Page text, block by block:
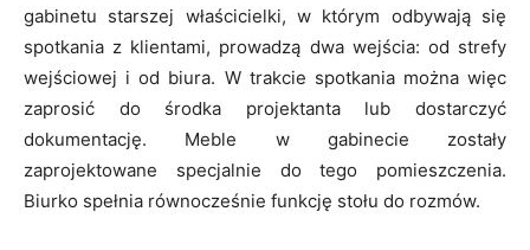
gabinetu starszej właścicielki, w którym odbywają się
spotkania z klientami, prowadzą dwa wejścia: od strefy
wejściowej i od biura. W trakcie spotkania można więc
zaprosić do środka projektanta lub dostarczyć
dokumentację. Meble w gabinecie zostały
zaprojektowane specjalnie do tego pomieszczenia.
Biurko spełnia równocześnie funkcję stołu do rozmów.